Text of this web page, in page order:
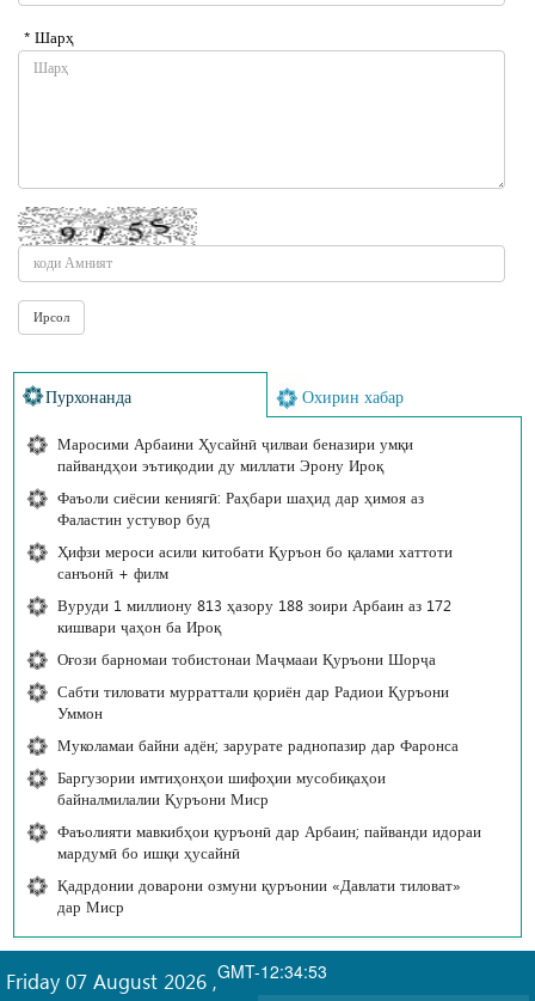
* Шарҳ
Пурхонанда Охирин хабар
Маросими Арбаини Ҳусайнӣ ҷилваи беназири умқи
пайвандҳои эътиқодии ду миллати Эрону Ироқ
Фаъоли сиёсии кениягӣ: Раҳбари шаҳид дар ҳимоя аз
Фаластин устувор буд
Ҳифзи мероси асили китобати Қуръон бо қалами хаттоти
санъонӣ + филм
Вуруди 1 миллиону 813 ҳазору 188 зоири Арбаин аз 172
кишвари ҷаҳон ба Ироқ
Оғози барномаи тобистонаи Маҷмааи Қуръони Шорҷа
Сабти тиловати мурраттали қориён дар Радиои Қуръони
Уммон
Муколамаи байни адён; зарурате раднопазир дар Фаронса
Баргузории имтиҳонҳои шифоҳии мусобиқаҳои
байналмилалии Қуръони Миср
Фаъолияти мавкибҳои қуръонӣ дар Арбаин; пайванди идораи
мардумӣ бо ишқи ҳусайнӣ
Қадрдонии доварони озмуни қуръонии «Давлати тиловат»
дар Миср
GMT-12:34:53
Friday 07 August 2026 ,